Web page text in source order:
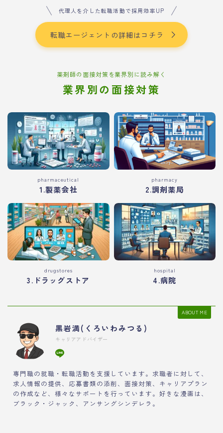
代理人を介した転職活動で採用効率UP
転職エージェントの詳細はコチラ
薬剤師の面接対策を業界別に読み解く
業界別の面接対策
pharmaceutical
1.製薬会社
pharmacy
2.調剤薬局
drugstores
3.ドラッグストア
hospital
4.病院
ABOUT ME
黒岩満(くろいわみつる)
キャリアアドバイザー
専門職の就職・転職活動を支援しています。求職者に対して、
求人情報の提供、応募書類の添削、面接対策、キャリアプラン
の作成など、様々なサポートを行っています。好きな漫画は、
ブラック・ジャック、アンサングシンデレラ。